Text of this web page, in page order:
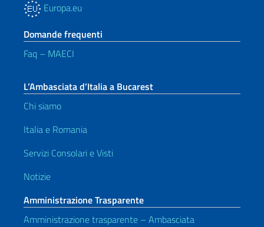
Europa.eu
Domande frequenti
Faq – MAECI
L’Ambasciata d’Italia a Bucarest
Chi siamo
Italia e Romania
Servizi Consolari e Visti
Notizie
Amministrazione Trasparente
Amministrazione trasparente – Ambasciata